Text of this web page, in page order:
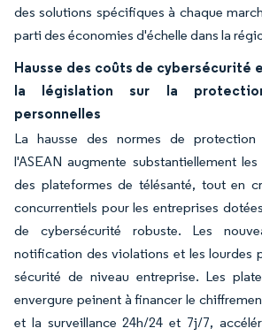
des solutions spécifiques à chaque
parti des économies d'échelle dans la
Hausse des coûts de cybersécurité
la législation sur la
personnelles
La hausse des normes de protection
l'ASEAN augmente substantiellement
des plateformes de télésanté, tout en
concurrentiels pour les entreprises
de cybersécurité robuste. Les
notification des violations et les lourdes
sécurité de niveau entreprise. Les
envergure peinent à financer le
et la surveillance 24h/24 et 7j/7,